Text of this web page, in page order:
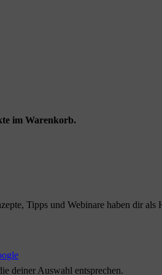
im Warenkorb.
Tipps und Webinare haben dir
deiner Auswahl entsprechen.